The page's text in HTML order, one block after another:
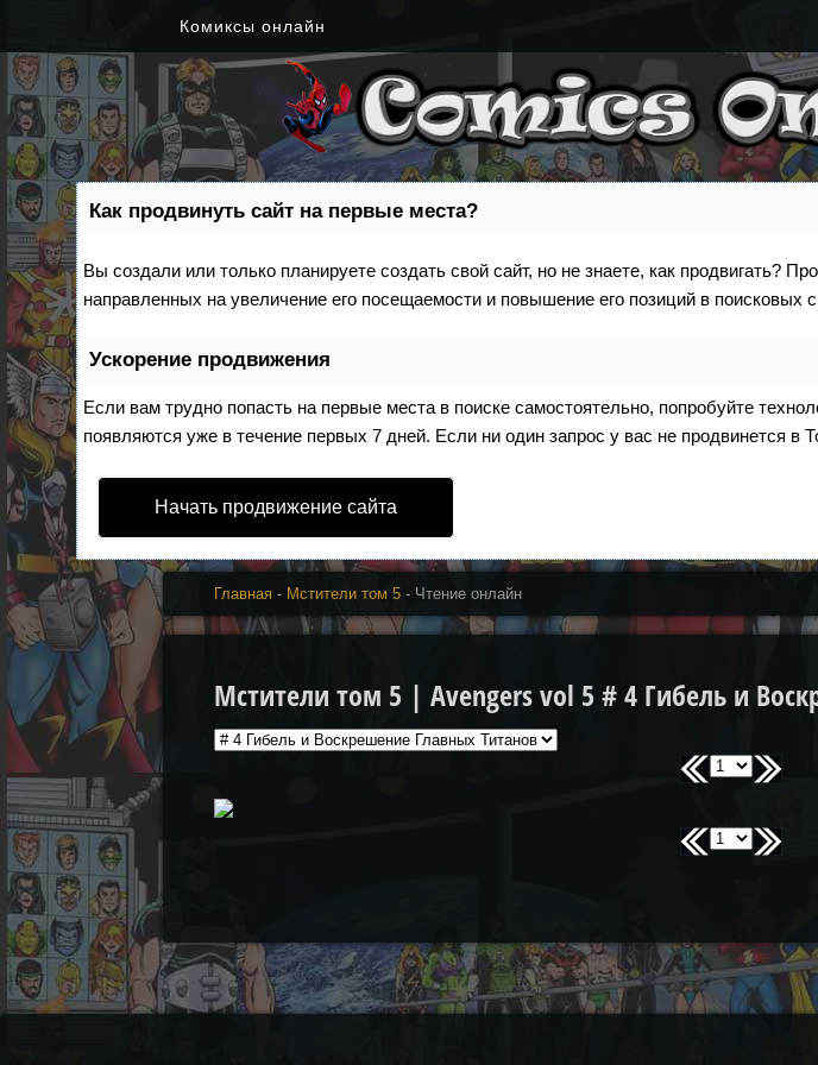
Комиксы онлайн
Как продвинуть сайт на первые места?
Вы создали или только планируете создать свой сайт, но не знаете, как продвигать?
направленных на увеличение его посещаемости и повышение его позиций в поисковых
Ускорение продвижения
Если вам трудно попасть на первые места в поиске самостоятельно, попробуйте
появляются уже в течение первых 7 дней. Если ни один запрос у вас не продвинется в
Начать продвижение сайта
Главная- Мстители том 5- Чтение онлайн
Мстители том 5 | Avengers vol 5 # 4 Гибель и